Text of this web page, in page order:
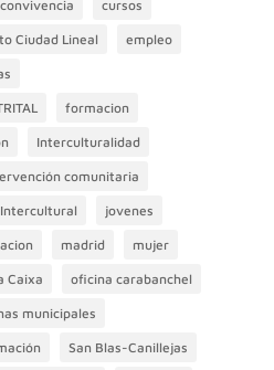
convivencia cursos
Ciudad Lineal empleo
formacion
Interculturalidad
comunitaria
jovenes
madrid mujer
Caixa oficina carabanchel
municipales
San Blas-Canillejas